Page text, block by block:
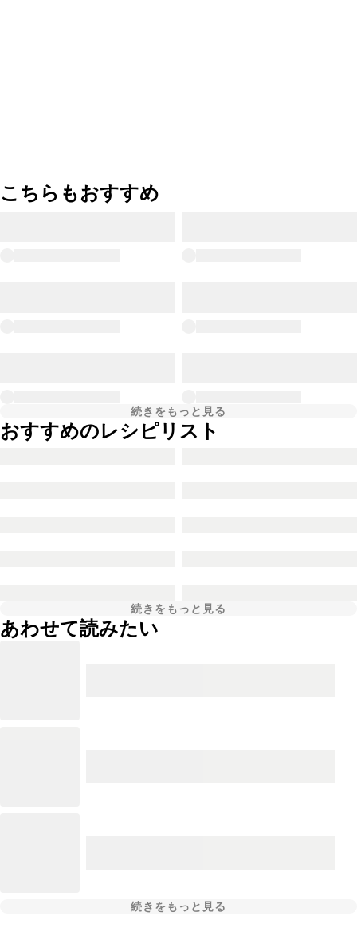
こちらもおすすめ
続きをもっと見る
おすすめのレシピリスト
続きをもっと見る
あわせて読みたい
続きをもっと見る